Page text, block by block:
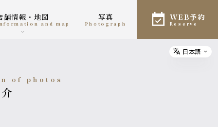
店舗情報・地図
and map
写真
photograph
WEB予約
reserve
of photos
Select
日本語